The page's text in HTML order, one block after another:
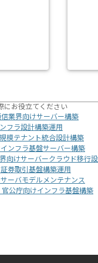
にお役立てください
業界向けサーバー構築
フラ設計構築運用
模テナント統合設計構築
ンフラ基盤サーバー構築
向けサーバークラウド移行
券取引基盤構築運用
ーバモデルメンテナンス
公庁向けインフラ基盤構築